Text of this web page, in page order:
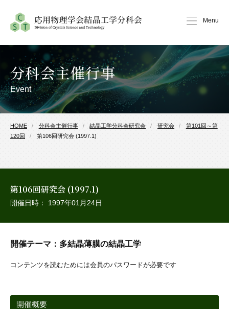
Menu
Event
分科会主催行事
HOME 分科会主催行事 結晶工学分科会研究会 研究会
第101回～第
120回
第106回研究会 (1997.1)
第106回研究会 (1997.1)
開催日時： 1997年01月24日
開催テーマ：多結晶薄膜の結晶工学
コンテンツを読むためには会員のパスワードが必要です
開催概要